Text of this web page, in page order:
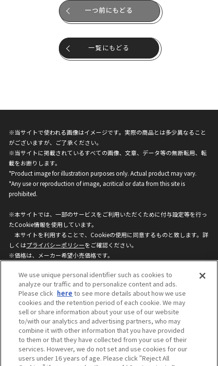
一つ前にもどる
一覧にもどる
※当サイトで使われる画像はイメージです。実際の商品とは多少異なること
がございますが、ご了承ください。
※当サイトに掲載されているすべての画像、文章、データ等の無断転用、転
載をお断りします。
*Product image for illustration purposes only. Actual product may vary.
*Any use or reproduction of image, acritical or data from this site is
prohibited.
※本サイトでは、一部のサービスをご利用いただくために付与設定等を行っ
たCookie情報を使用しています。
本サイトを利用することで、Cookieの使用に同意するものと致します。詳
しくはプライバシーポリシーをご確認ください。
※価格は、メーカー希望小売価格です。
ざいますのでご了承ください。
privacypolicy
Do Not Sell or Share My
Personal Information
ウェブサイトご利用条件
ソーシャルメディアポリシー
個人情報保護方針
お問い合わせ
We use unique personal identifier such as cookies to
analyze our traffic and to personalize content and ads.
Please click here to see more details about how we use
cookies and the retention period of each cookie. We may
sell or share information about your use of our website
to/with our analytics and advertising partners, who may
combine it with other information that you have provided
to them or that they have collected from your use of their
services. However, we do not set and use cookies for our
users under 16 years of age. Please click “Reject All